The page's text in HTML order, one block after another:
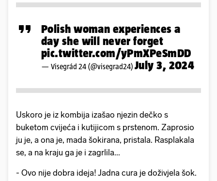
Polish woman experiences a
day she will never forget
pic.twitter.com/yPmXPeSmDD
— Visegrád 24 (@visegrad24) July 3, 2024
Uskoro je iz kombija izašao njezin dečko s
buketom cvijeća i kutijicom s prstenom. Zaprosio
ju je, a ona je, mada šokirana, pristala. Rasplakala
se, a na kraju ga je i zagrlila...
- Ovo nije dobra ideja! Jadna cura je doživjela šok.